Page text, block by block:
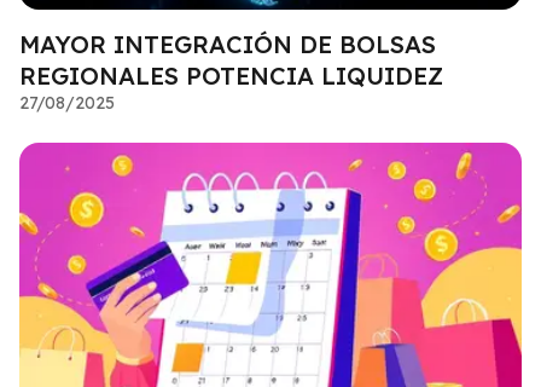
MAYOR INTEGRACIÓN DE BOLSAS
REGIONALES POTENCIA LIQUIDEZ
27/08/2025